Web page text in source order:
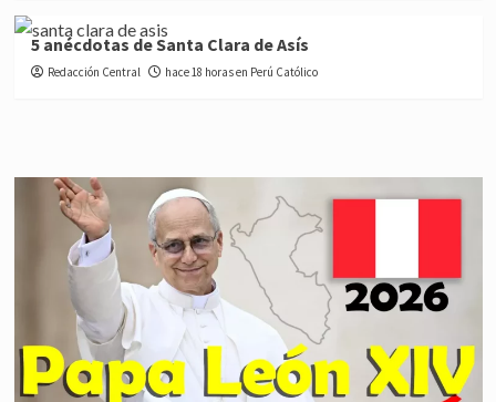
5 anécdotas de Santa Clara de Asís
Redacción Central hace 18 horas en Perú Católico